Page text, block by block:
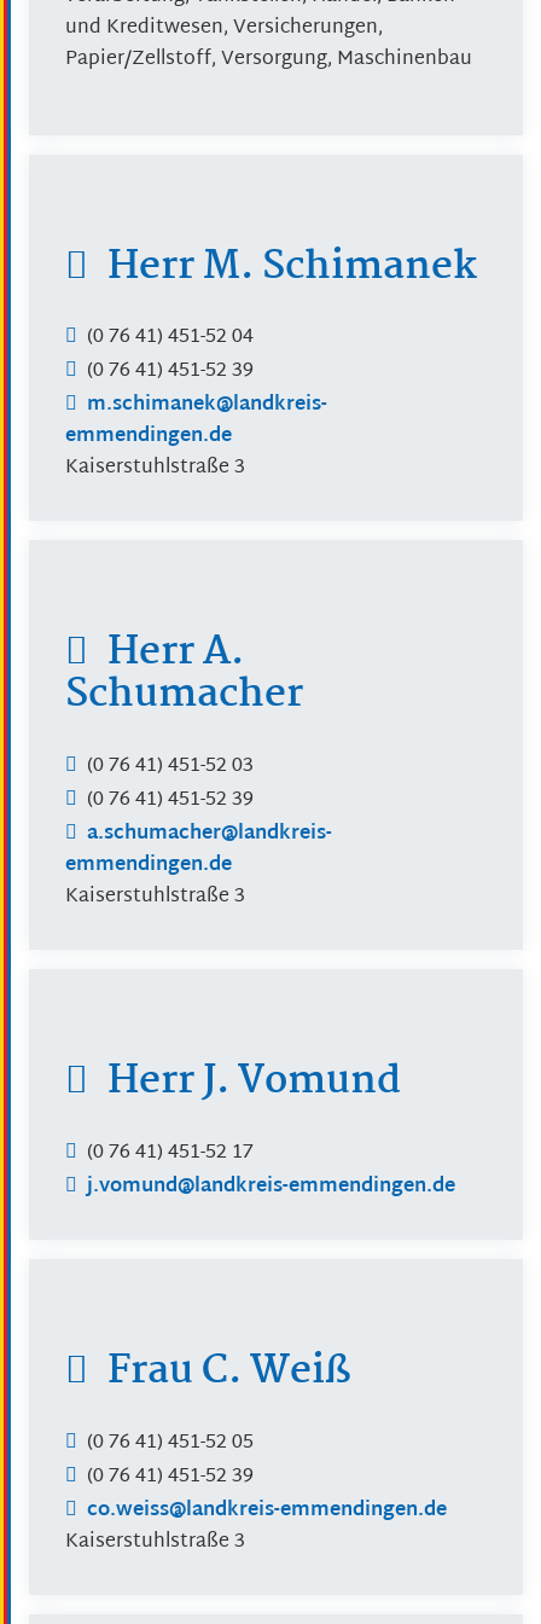
und Kreditwesen, Versicherungen,
Papier/Zellstoff, Versorgung, Maschinenbau
HerrM. Schimanek
(07641) 451-5204
(07641) 451-5239
m.schimanek@landkreis-
emmendingen.de
Kaiserstuhlstraße 3
HerrA.
Schumacher
(07641) 451-5203
(07641) 451-5239
a.schumacher@landkreis-
emmendingen.de
Kaiserstuhlstraße 3
HerrJ.Vomund
(07641) 451-52 17
j.vomund@landkreis-emmendingen.de
FrauC.Weiß
(07641) 451-5205
(07641) 451-5239
co.weiss@landkreis-emmendingen.de
Kaiserstuhlstraße 3